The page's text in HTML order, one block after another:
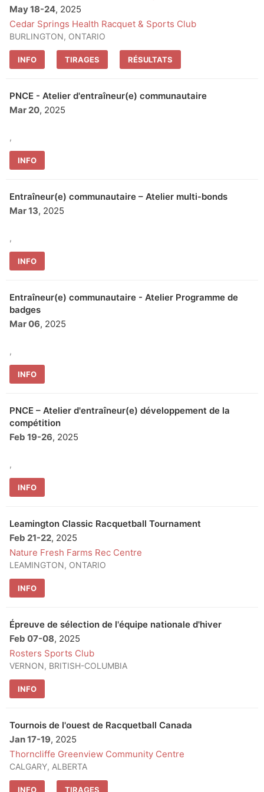
May 18-24, 2025
Cedar Springs Health Racquet & Sports Club
BURLINGTON, ONTARIO
INFO TIRAGES RÉSULTATS
PNCE - Atelier d'entraîneur(e) communautaire
Mar 20, 2025
,
INFO
Entraîneur(e) communautaire – Atelier multi-bonds
Mar 13, 2025
,
INFO
Entraîneur(e) communautaire - Atelier Programme de
badges
Mar 06, 2025
,
INFO
PNCE – Atelier d'entraîneur(e) développement de la
compétition
Feb 19-26, 2025
,
INFO
Leamington Classic Racquetball Tournament
Feb 21-22, 2025
Nature Fresh Farms Rec Centre
LEAMINGTON, ONTARIO
INFO
Épreuve de sélection de l'équipe nationale d'hiver
Feb 07-08, 2025
Rosters Sports Club
VERNON, BRITISH-COLUMBIA
INFO
Tournois de l'ouest de Racquetball Canada
Jan 17-19, 2025
Thorncliffe Greenview Community Centre
CALGARY, ALBERTA
INFO TIRAGES